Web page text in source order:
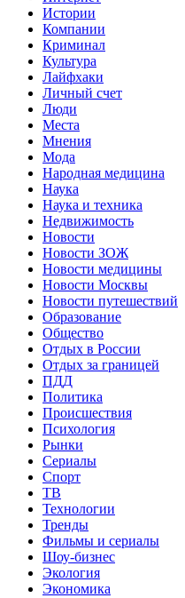
Истории
Компании
Криминал
Культура
Лайфхаки
Личный счет
Люди
Места
Мнения
Мода
Народная медицина
Наука
Наука и техника
Недвижимость
Новости
Новости ЗОЖ
Новости медицины
Новости Москвы
Новости путешествий
Образование
Общество
Отдых в России
Отдых за границей
ПДД
Политика
Происшествия
Психология
Рынки
Сериалы
Спорт
ТВ
Технологии
Тренды
Фильмы и сериалы
Шоу-бизнес
Экология
Экономика